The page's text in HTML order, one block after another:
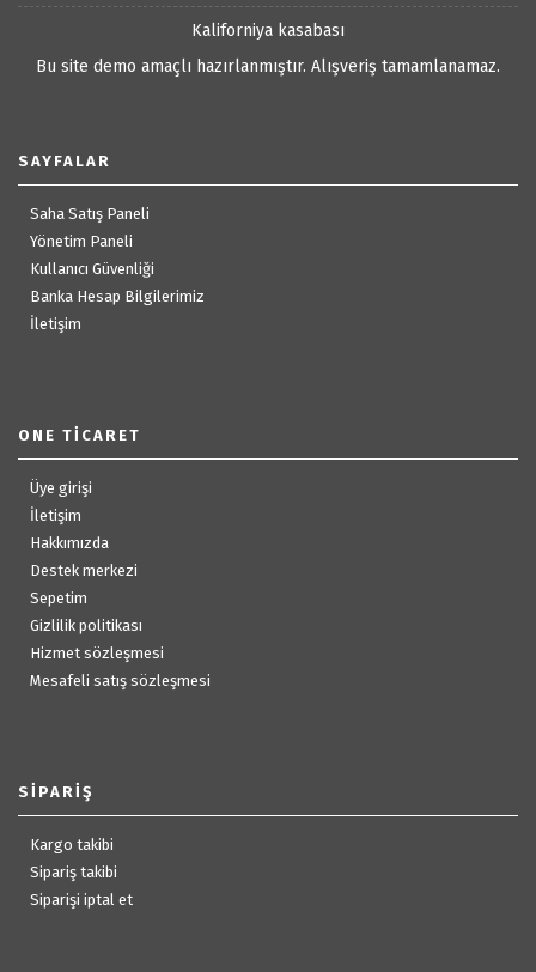
Kaliforniya kasabası
Bu site demo amaçlı hazırlanmıştır. Alışveriş tamamlanamaz.
SAYFALAR
Saha Satış Paneli
Yönetim Paneli
Kullanıcı Güvenliği
Banka Hesap Bilgilerimiz
İletişim
ONE TICARET
Üye girişi
İletişim
Hakkımızda
Destek merkezi
Sepetim
Gizlilik politikası
Hizmet sözleşmesi
Mesafeli satış sözleşmesi
SIPARIŞ
Kargo takibi
Sipariş takibi
Siparişi iptal et